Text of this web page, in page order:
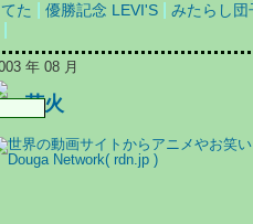
た
優勝記念 LEVI'S
みたらし団
年 08 月
花火